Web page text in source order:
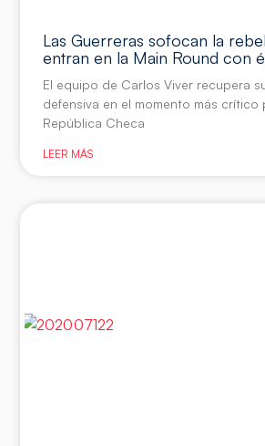
Las Guerreras sofocan la
entran en la Main Round con
El equipo de Carlos Viver recupera
defensiva en el momento más crítico
República Checa
LEER MÁS